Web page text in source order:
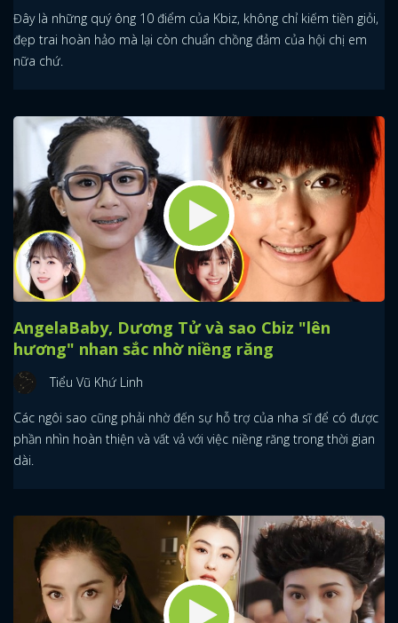
Đây là những quý ông 10 điểm của Kbiz, không chỉ kiếm tiền giỏi,
đẹp trai hoàn hảo mà lại còn chuẩn chồng đảm của hội chị em
nữa chứ.
AngelaBaby, Dương Tử và sao Cbiz "lên
hương" nhan sắc nhờ niềng răng
Tiểu Vũ Khứ Linh
Các ngôi sao cũng phải nhờ đến sự hỗ trợ của nha sĩ để có được
phần nhìn hoàn thiện và vất vả với việc niềng răng trong thời gian
dài.